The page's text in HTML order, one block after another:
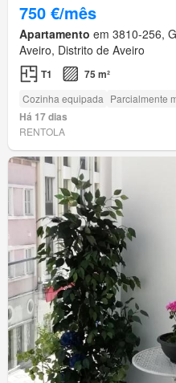
750 €/mês
Apartamento em 3810-256,
Aveiro, Distrito de Aveiro
T1 75 m²
Cozinha equipada Parcialmente
Há 17 dias
RENTOLA